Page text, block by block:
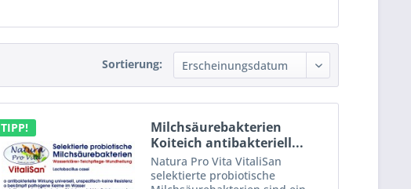
Sortierung:
TIPP!
Milchsäurebakterien
Koiteich antibakteriell...
Natura Pro Vita VitaliSan
selektierte probiotische